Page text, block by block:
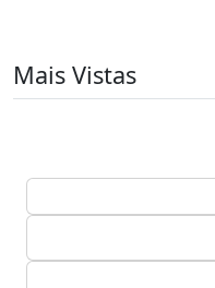
Mais Vistas